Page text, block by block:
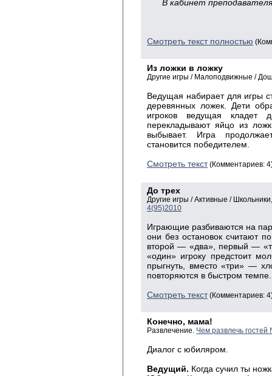
В кабинет
Смотреть текст полностью
Из ложки в ложку
Другие игры / Малоподвижные /
Ведущая набирает для игры
деревянных ложек. Дети
игроков ведущая кладет
перекладывают яйцо из
выбывает. Игра
становится победителем.
Смотреть текст(Комментариев:
До трех
Другие игры / Активные /
4(95)2010
Играющие разбиваются на
они без остановок считают
вто­рой — «два», первый —
«один» игроку предстоит
прыгнуть, вместо «три» —
повто­ряются в быстром
Смотреть текст(Комментариев:
Конечно, мама!
Развлечение. Чем развлечь
Диалог с юбиляром.
Ведущий. Когда сучил ты